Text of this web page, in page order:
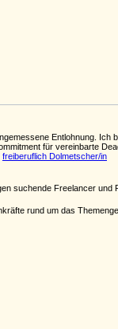
Entlohnung.
für vereinbarte
freiberuflich Dolmetscher/in
suchende Freelancer und
rund um das